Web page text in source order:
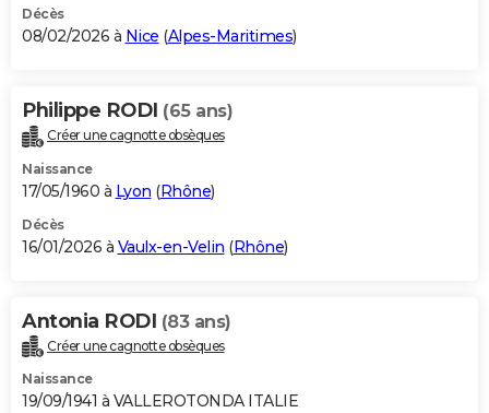
Décès
08/02/2026 à Nice (Alpes-Maritimes)
Philippe RODI (65 ans)
Créer une cagnotte obsèques
Naissance
17/05/1960 à Lyon (Rhône)
Décès
16/01/2026 à Vaulx-en-Velin (Rhône)
Antonia RODI (83 ans)
Créer une cagnotte obsèques
Naissance
19/09/1941 à VALLEROTONDA ITALIE